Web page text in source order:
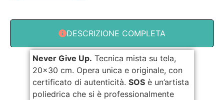
DESCRIZIONE COMPLETA
Never Give Up. Tecnica mista su tela,
20x30 cm. Opera unica e originale, con
certificato di autenticità. SOS è un’artista
poliedrica che si è professionalmente